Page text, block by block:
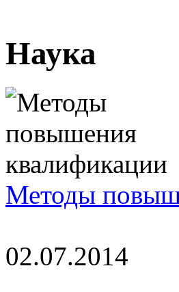
Наука
Методы
02.07.2014